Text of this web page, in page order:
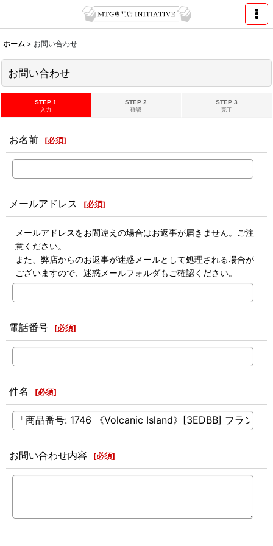
ホーム > お問い合わせ
お問い合わせ
STEP 1
入力
STEP 2
確認
STEP 3
完了
お名前 [必須]
メールアドレス [必須]
メールアドレスをお間違えの場合はお返事が届きません。ご注
意ください。
また、弊店からのお返事が迷惑メールとして処理される場合が
ございますので、迷惑メールフォルダもご確認ください。
電話番号 [必須]
件名 [必須]
お問い合わせ内容 [必須]